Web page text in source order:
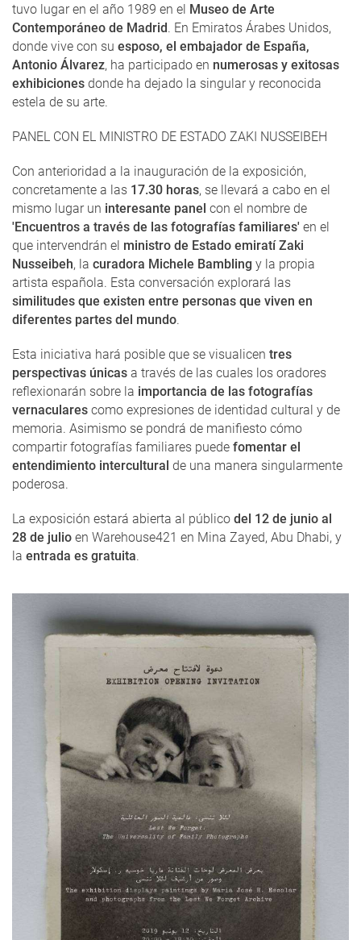
tuvo lugar en el año 1989 en el Museo de Arte
Contemporáneo de Madrid. En Emiratos Árabes Unidos,
donde vive con su esposo, el embajador de España,
Antonio Álvarez, ha participado en numerosas y exitosas
exhibiciones donde ha dejado la singular y reconocida
estela de su arte.
PANEL CON EL MINISTRO DE ESTADO ZAKI NUSSEIBEH
Con anterioridad a la inauguración de la exposición,
concretamente a las 17.30 horas, se llevará a cabo en el
mismo lugar un interesante panel con el nombre de
'Encuentros a través de las fotografías familiares' en el
que intervendrán el ministro de Estado emiratí Zaki
Nusseibeh, la curadora Michele Bambling y la propia
artista española. Esta conversación explorará las
similitudes que existen entre personas que viven en
diferentes partes del mundo.
Esta iniciativa hará posible que se visualicen tres
perspectivas únicas a través de las cuales los oradores
reflexionarán sobre la importancia de las fotografías
vernaculares como expresiones de identidad cultural y de
memoria. Asimismo se pondrá de manifiesto cómo
compartir fotografías familiares puede fomentar el
entendimiento intercultural de una manera singularmente
poderosa.
La exposición estará abierta al público del 12 de junio al
28 de julio en Warehouse421 en Mina Zayed, Abu Dhabi, y
la entrada es gratuita.